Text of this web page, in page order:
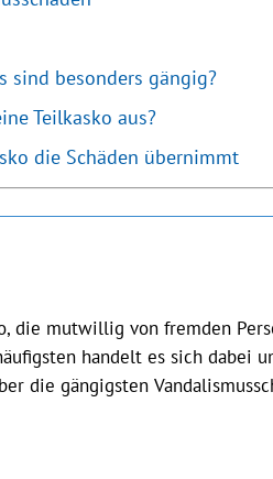
sind besonders gängig?
Teilkasko aus?
die Schäden übernimmt
die mutwillig von fremden
handelt es sich dabei
die gängigsten